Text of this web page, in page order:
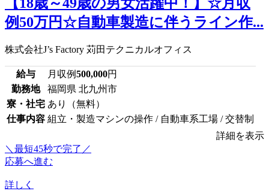
例50万円☆自動車製造に伴うライン作...
株式会社J’s Factory 苅田テクニカルオフィス
給与 月収例500,000円
勤務地
福岡県 北九州市
寮・社宅 あり（無料）
仕事内容 組立・製造マシンの操作 / 自動車系工場 / 交替制
詳細を表示
＼最短45秒で完了／
応募へ進む
詳しく